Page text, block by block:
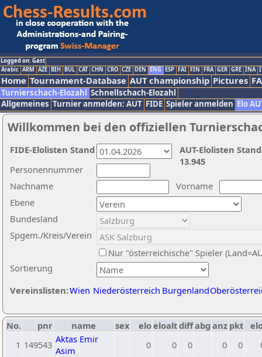
Logged on: Gast
Arabic ARM AZE BIH BUL CAT CHN CRO CZE DEN ENG ESP FAI FIN FRA GER GRE INA
Home Tournament-Database AUT championship Pictures
Turnierschach-Elozahl Schnellschach-Elozahl
Allgemeines Turnier anmelden: AUT FIDE Spieler anmelden Elo
Willkommen bei den offiziellen
Nachname
Vorname
Ebene
Sortierung
Personennummer
Bundesland
Spgem./Kreis/Verein
Nur "österreichische" Spieler
Vereinslisten:Wien Niederösterreich Burgenland
AUT-Elolisten
13.945
FIDE-Elolisten Stand
No. pnr name sex eloeloaltdiffabg anz pkt
1 149543 Aktas Emir
Asim
0 0 0 0 0